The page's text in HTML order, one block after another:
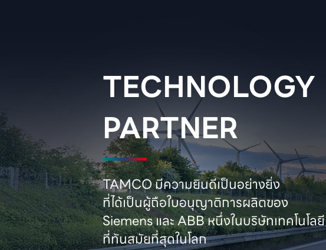
TECHNOLOGY
PARTNER
TAMCO มีความยินดีเป็นอย่างยิ่ง
ที่ได้เป็นผู้ถือใบอนุญาติการผลิตของ
Siemens และ ABB หนึ่งในบริษัทเทคโนโลยี
ที่ทันสมัยที่สุดในโลก